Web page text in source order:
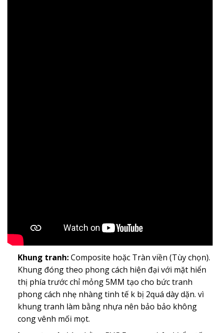
Khung tranh:Composite hoặc Tràn viền (Tùy chọn).
Khung đóng theo phong cách hiện đại với mặt hiển
thị phía trước chỉ mỏng 5MM tạo cho bức tranh
phong cách nhẹ nhàng tinh tế k bị 2quá dày dặn. vì
khung tranh làm bằng nhựa nên bảo bảo không
cong vênh mối mọt.